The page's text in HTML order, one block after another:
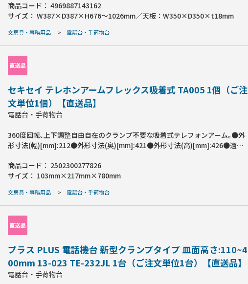
調節が可能です｡移動に便利なキャスター付きです｡天板がスチール製のため､
マグネット付きのOAタップを取り付けることができます｡天板の一部箇所にク
ード付きです｡●カラー:ホワイト●重量:約4.5kg●お客様組立●総耐荷
重:15kg
商品コード： 4969887143162
サイズ： W387×D387×H676～1026mm／天板：W350×D350×t18mm
文房具・事務用品 > 電話台・手荷物台
セキセイ テレホンアームフレックス吸着式 TA005 1個（ご注
文単位1個）【直送品】
電話台・手荷物台
360度回転､上下調整自由自在のクランプ不要な吸着式テレフォンアーム｡●外
形寸法(幅)[mm]:212●外形寸法(奥)[mm]:421●外形寸法(高)[mm]:426●適応
●耐荷重[kg]:1●材質:本体=ABS､パイプ=アルミニウム合金､吸盤=TPR●製造
国:タイ
商品コード： 2502300277826
サイズ： 103mm×217mm×780mm
文房具・事務用品 > 電話台・手荷物台
プラス PLUS 電話機台 新型クランプタイプ 皿面高さ:110~4
00mm 13-023 TE-232JL 1台（ご注文単位1台）【直送品】
電話台・手荷物台